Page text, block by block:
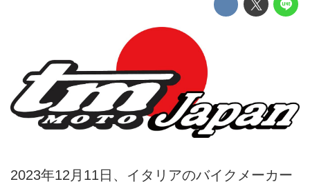
2023年12月11日、イタリアのバイクメーカー